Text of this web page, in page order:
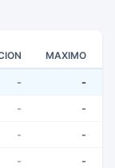
MAXIMO
- -
- -
- -
- -